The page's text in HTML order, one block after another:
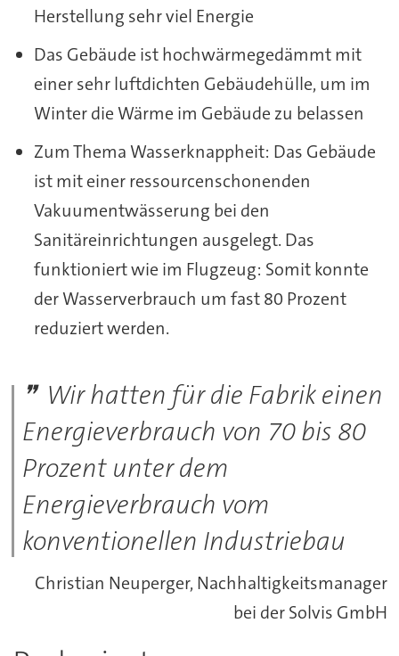
Herstellung sehr viel Energie
Das Gebäude ist hochwärmegedämmt mit
einer sehr luftdichten Gebäudehülle, um im
Winter die Wärme im Gebäude zu belassen
Zum Thema Wasserknappheit: Das Gebäude
ist mit einer ressourcenschonenden
Vakuumentwässerung bei den
Sanitäreinrichtungen ausgelegt. Das
funktioniert wie im Flugzeug: Somit konnte
der Wasserverbrauch um fast 80 Prozent
reduziert werden.
Wir hatten für die Fabrik einen
Energieverbrauch von 70 bis 80
Prozent unter dem
Energieverbrauch vom
konventionellen Industriebau
Christian Neuperger, Nachhaltigkeitsmanager
bei der Solvis GmbH